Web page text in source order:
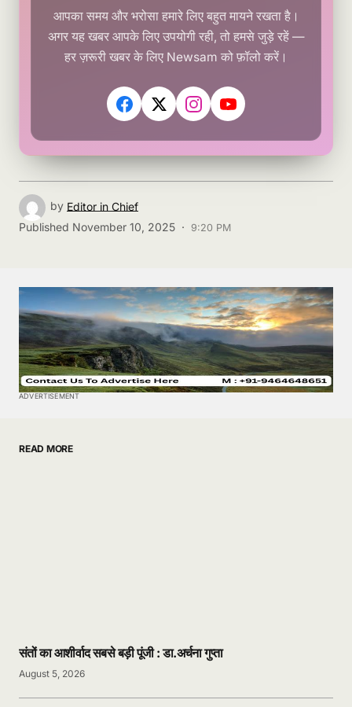
आपका समय और भरोसा हमारे लिए बहुत मायने रखता है।
अगर यह खबर आपके लिए उपयोगी रही, तो हमसे जुड़े रहें —
हर ज़रूरी खबर के लिए Newsam को फ़ॉलो करें।
by Editor in Chief
Published November 10, 2025 · 9:20 PM
ADVERTISEMENT
READ MORE
संतों का आशीर्वाद सबसे बड़ी पूंजी : डा.अर्चना गुप्ता
August 5, 2026